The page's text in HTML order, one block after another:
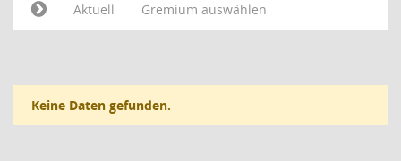
Aktuell
Gremium auswählen
Keine Daten gefunden.